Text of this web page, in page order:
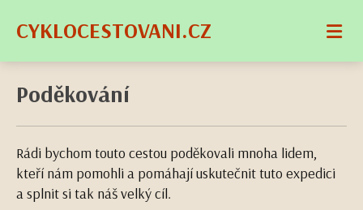
CYKLOCESTOVANI.CZ
Poděkování
Rádi bychom touto cestou poděkovali mnoha lidem,
kteří nám pomohli a pomáhají uskutečnit tuto expedici
a splnit si tak náš velký cíl.